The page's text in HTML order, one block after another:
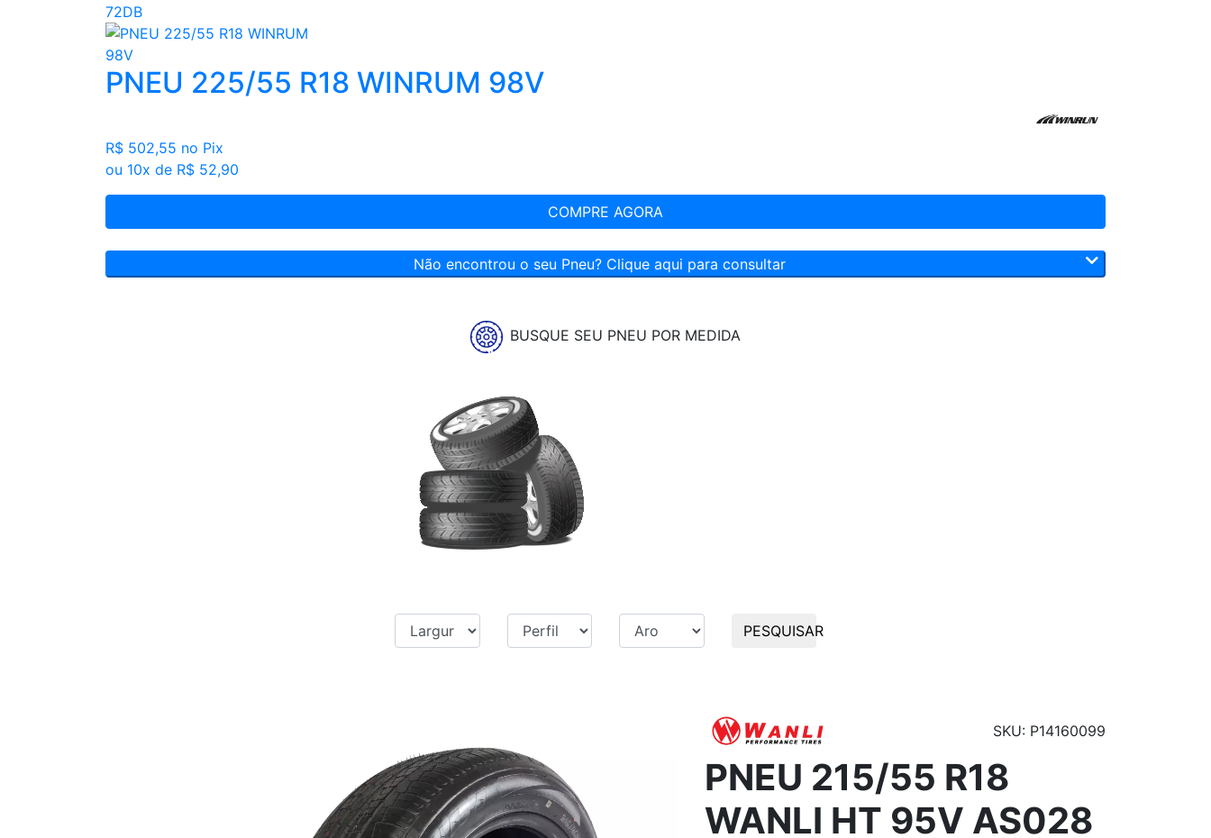
72DB
PNEU 225/55 R18 WINRUM 98V
R$ 502,55 no Pix
ou 10x de R$ 52,90
COMPRE AGORA
Não encontrou o seu Pneu? Clique aqui para consultar
BUSQUE SEU PNEU POR MEDIDA
PESQUISAR
SKU: P14160099
PNEU 215/55 R18
WANLI HT 95V AS028